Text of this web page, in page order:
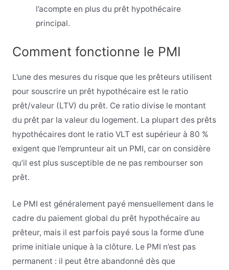
l’acompte en plus du prêt hypothécaire
principal.
Comment fonctionne le PMI
L’une des mesures du risque que les prêteurs utilisent
pour souscrire un prêt hypothécaire est le ratio
prêt/valeur (LTV) du prêt. Ce ratio divise le montant
du prêt par la valeur du logement. La plupart des prêts
hypothécaires dont le ratio VLT est supérieur à 80 %
exigent que l’emprunteur ait un PMI, car on considère
qu’il est plus susceptible de ne pas rembourser son
prêt.
Le PMI est généralement payé mensuellement dans le
cadre du paiement global du prêt hypothécaire au
prêteur, mais il est parfois payé sous la forme d’une
prime initiale unique à la clôture. Le PMI n’est pas
permanent : il peut être abandonné dès que